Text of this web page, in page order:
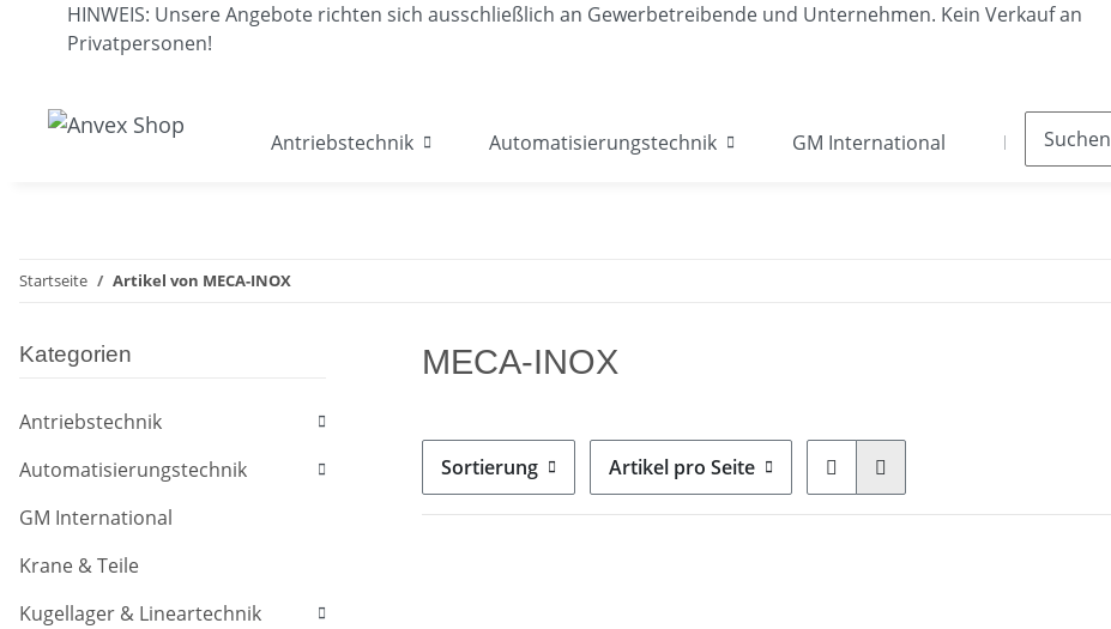
HINWEIS: Unsere Angebote richten sich ausschließlich an Gewerbetreibende und Unternehmen. Kein Verkauf an
Privatpersonen!
Antriebstechnik Automatisierungstechnik GM International Krane & Teile
Startseite Artikel von MECA-INOX
MECA-INOX
Sortierung Artikel pro Seite
Kategorien
Antriebstechnik
Automatisierungstechnik
GM International
Krane & Teile
Kugellager & Lineartechnik